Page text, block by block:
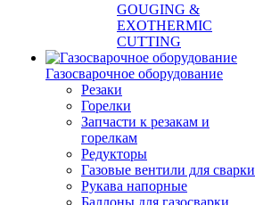
GOUGING &
EXOTHERMIC
CUTTING
Газосварочное оборудование
Резаки
Горелки
Запчасти к резакам и
горелкам
Редукторы
Газовые вентили для сварки
Рукава напорные
Баллоны для газосварки